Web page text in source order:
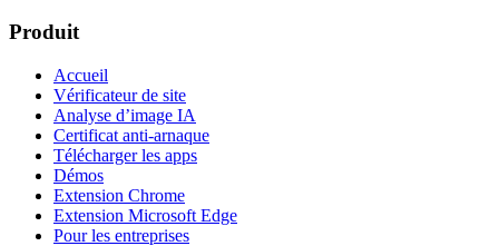
Produit
Accueil
Vérificateur de site
Analyse d’image IA
Certificat anti-arnaque
Télécharger les apps
Démos
Extension Chrome
Extension Microsoft Edge
Pour les entreprises